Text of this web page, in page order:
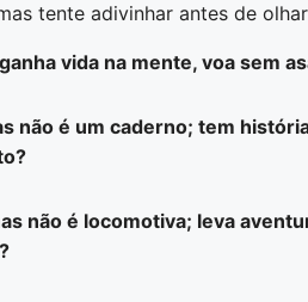
tente adivinhar antes de
vida na mente, voa sem
não é um caderno; tem
não é locomotiva; leva